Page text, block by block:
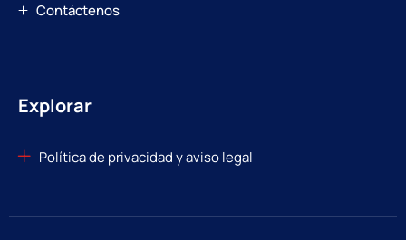
Contáctenos
Explorar
Política de privacidad y aviso legal